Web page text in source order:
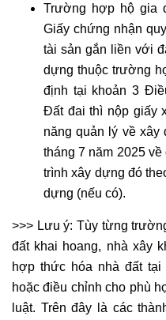
Trường hợp hộ gia
Giấy chứng nhận
tài sản gắn liền với
dựng thuộc trường
định tại khoản 3
Đất đai thì nộp giấy
năng quản lý về xây
tháng 7 năm 2025
trình xây dựng đó
dựng (nếu có).
>>> Lưu ý: Tùy từng
đất khai hoang, nhà xây
hợp thức hóa nhà đất
hoặc điều chỉnh cho phù
luật. Trên đây là các